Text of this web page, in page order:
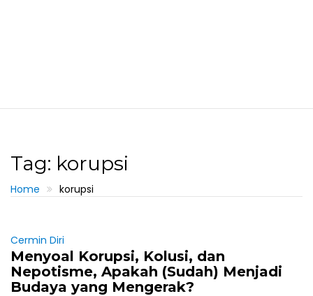
Tag: korupsi
Home korupsi
Cermin Diri
Menyoal Korupsi, Kolusi, dan
Nepotisme, Apakah (Sudah) Menjadi
Budaya yang Mengerak?